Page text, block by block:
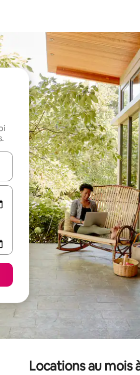
utilisant les flèches vers le haut et vers le
Locations au mois